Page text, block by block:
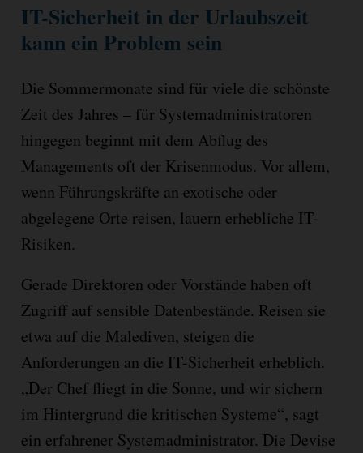
IT-Sicherheit in der Urlaubszeit
kann ein Problem sein
Die Sommermonate sind für viele die schönste
Zeit des Jahres – für Systemadministratoren
hingegen beginnt mit dem Abflug des
Managements oft der Krisenmodus. Vor allem,
wenn Führungskräfte an exotische oder
abgelegene Orte reisen, lauern erhebliche IT-
Risiken.
Gerade Direktoren oder Vorstände haben oft
Zugriff auf sensible Datenbestände. Reisen sie
etwa auf die Malediven, steigen die
Anforderungen an die IT-Sicherheit erheblich.
„Der Chef fliegt in die Sonne, und wir sichern
im Hintergrund die kritischen Systeme“, sagt
ein erfahrener Systemadministrator. Die Devise